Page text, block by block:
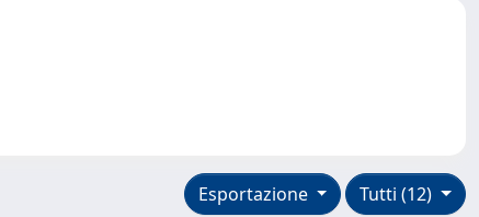
Tutti (12)
Esportazione